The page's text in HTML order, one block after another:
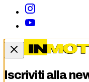
Iscriviti alla